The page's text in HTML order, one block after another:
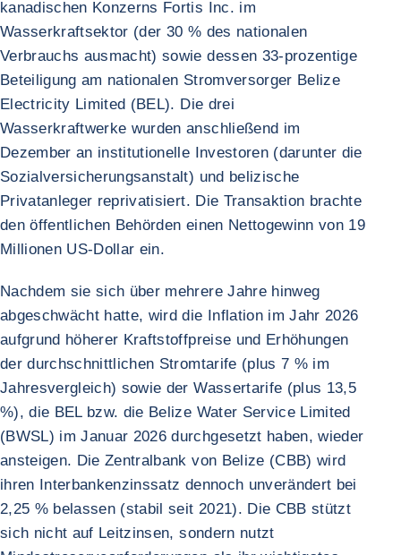
kanadischen Konzerns Fortis Inc. im
Wasserkraftsektor (der 30 % des nationalen
Verbrauchs ausmacht) sowie dessen 33-prozentige
Beteiligung am nationalen Stromversorger Belize
Electricity Limited (BEL). Die drei
Wasserkraftwerke wurden anschließend im
Dezember an institutionelle Investoren (darunter die
Sozialversicherungsanstalt) und belizische
Privatanleger reprivatisiert. Die Transaktion brachte
den öffentlichen Behörden einen Nettogewinn von 19
Millionen US-Dollar ein.
Nachdem sie sich über mehrere Jahre hinweg
abgeschwächt hatte, wird die Inflation im Jahr 2026
aufgrund höherer Kraftstoffpreise und Erhöhungen
der durchschnittlichen Stromtarife (plus 7 % im
Jahresvergleich) sowie der Wassertarife (plus 13,5
%), die BEL bzw. die Belize Water Service Limited
(BWSL) im Januar 2026 durchgesetzt haben, wieder
ansteigen. Die Zentralbank von Belize (CBB) wird
ihren Interbankenzinssatz dennoch unverändert bei
2,25 % belassen (stabil seit 2021). Die CBB stützt
sich nicht auf Leitzinsen, sondern nutzt